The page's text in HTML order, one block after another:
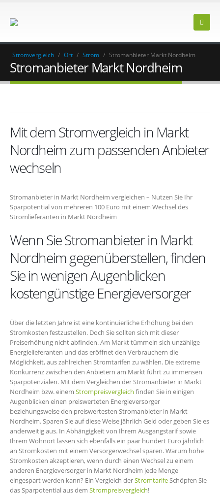
Stromvergleich / Ort / Strom / Stromanbieter Markt Nordheim
Stromanbieter Markt Nordheim
Mit dem Stromvergleich in Markt
Nordheim zum passenden Anbieter
wechseln
Stromanbieter in Markt Nordheim vergleichen – Nutzen Sie Ihr
Sparpotential von mehreren 100 Euro mit einem Wechsel des
Stromlieferanten in Markt Nordheim
Wenn Sie Stromanbieter in Markt
Nordheim gegenüberstellen, finden
Sie in wenigen Augenblicken
kostengünstige Energieversorger
Über die letzten Jahre ist eine kontinuierliche Erhöhung bei den
Stromkosten festzustellen. Doch Sie sollten sich mit dieser
Preiserhöhung nicht abfinden. Am Markt tümmeln sich unzählige
Energielieferanten und das eröffnet den Verbrauchern die
Möglichkeit, aus zahlreichen Stromtarifen zu wählen. Die extreme
Konkurrenz zwischen den Anbietern am Markt führt zu immensen
Sparpotenzialen. Mit dem Vergleichen der Stromanbieter in Markt
Nordheim bzw. einem Strompreisvergleich finden Sie in einigen
Augenblicken einen preiswerteten Energieversorger
beziehungsweise den preiswertesten Stromanbieter in Markt
Nordheim. Sparen Sie auf diese Weise jährlich Geld oder geben Sie es
anderweitig aus. In Abhängigkeit von Ihrem Ausgangstarif sowie
Ihrem Wohnort lassen sich ebenfalls ein paar hundert Euro jährlich
an Stromkosten mit einem Versorgerwechsel sparen. Warum hohe
Stromkosten akzeptieren, wenn durch einen Wechsel zu einem
anderen Energieversorger in Markt Nordheim jede Menge
eingespart werden kann? Ein Vergleich derStromtarife Schöpfen Sie
das Sparpotential aus dem Strompreisvergleich!